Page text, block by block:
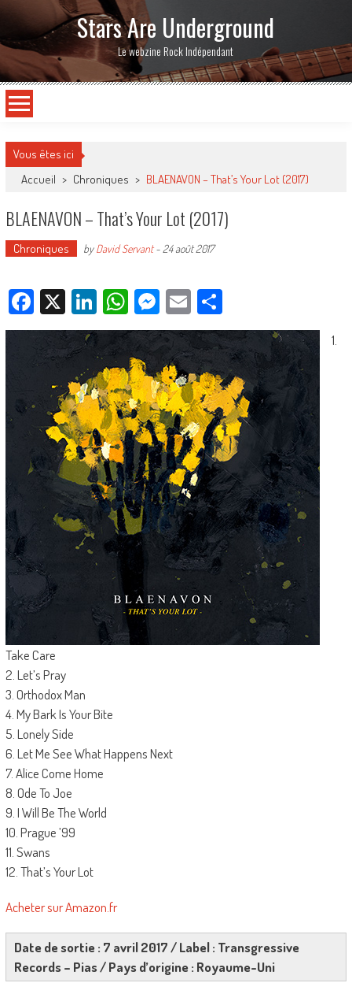
Stars Are Underground
Le webzine Rock Indépendant
Vous êtes ici
Accueil > Chroniques > BLAENAVON – That’s Your Lot (2017)
BLAENAVON – That’s Your Lot (2017)
Chroniques byDavid Servant- 24 août 2017
Facebook
X LinkedIn
WhatsApp
Messenger
EmailPartager
1.
Take Care
2. Let’s Pray
3. Orthodox Man
4. My Bark Is Your Bite
5. Lonely Side
6. Let Me See What Happens Next
7. Alice Come Home
8. Ode To Joe
9. I Will Be The World
10. Prague ’99
11. Swans
12. That’s Your Lot
Acheter sur Amazon.fr
Date de sortie : 7 avril 2017 / Label : Transgressive
Records – Pias / Pays d’origine : Royaume-Uni